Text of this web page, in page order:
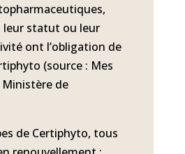
leur statut ou leur
ont l’obligation de
(source : Mes
de
de Certiphyto, tous